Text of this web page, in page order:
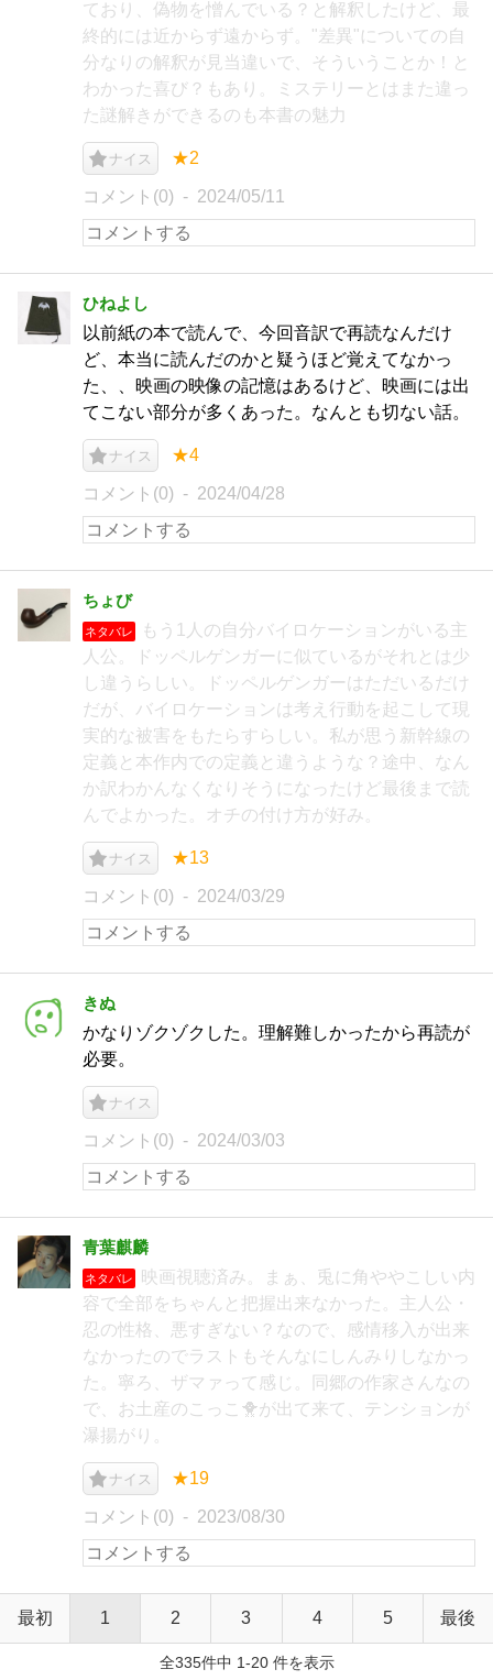
ており、偽物を憎んでいる？と解釈したけど、最
終的には近からず遠からず。"差異"についての自
分なりの解釈が見当違いで、そういうことか！と
わかった喜び？もあり。ミステリーとはまた違っ
た謎解きができるのも本書の魅力
ナイス ★2
コメント(0) 2024/05/11
ひねよし
以前紙の本で読んで、今回音訳で再読なんだけ
ど、本当に読んだのかと疑うほど覚えてなかっ
た、、映画の映像の記憶はあるけど、映画には出
てこない部分が多くあった。なんとも切ない話。
ナイス ★4
コメント(0) 2024/04/28
ちょび
ネタバレ
もう1人の自分バイロケーションがいる主
人公。ドッペルゲンガーに似ているがそれとは少
し違うらしい。ドッペルゲンガーはただいるだけ
だが、バイロケーションは考え行動を起こして現
実的な被害をもたらすらしい。私が思う新幹線の
定義と本作内での定義と違うような？途中、なん
か訳わかんなくなりそうになったけど最後まで読
んでよかった。オチの付け方が好み。
ナイス ★13
コメント(0) 2024/03/29
きぬ
かなりゾクゾクした。理解難しかったから再読が
必要。
ナイス
コメント(0) 2024/03/03
青葉麒麟
ネタバレ
映画視聴済み。まぁ、兎に角ややこしい内
容で全部をちゃんと把握出来なかった。主人公・
忍の性格、悪すぎない？なので、感情移入が出来
なかったのでラストもそんなにしんみりしなかっ
た。寧ろ、ザマァって感じ。同郷の作家さんなの
で、お土産のこっこ🐥が出て来て、テンションが
瀑揚がり。
ナイス ★19
コメント(0) 2023/08/30
最初 1 2 3 4 5 最後
全335件中 1-20 件を表示